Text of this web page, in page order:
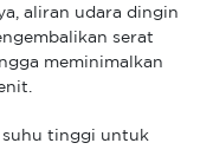
aliran udara dingin
serat
meminimalkan
suhu tinggi untuk